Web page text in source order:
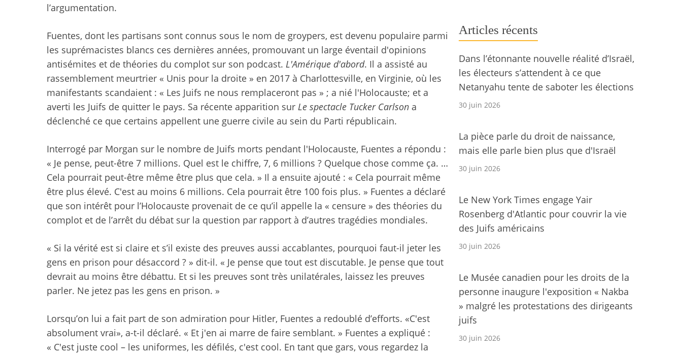
l’argumentation.
Fuentes, dont les partisans sont connus sous le nom de groypers, est devenu populaire parmi
les suprémacistes blancs ces dernières années, promouvant un large éventail d'opinions
antisémites et de théories du complot sur son podcast. L'Amérique d'abord. Il a assisté au
rassemblement meurtrier « Unis pour la droite » en 2017 à Charlottesville, en Virginie, où les
manifestants scandaient : « Les Juifs ne nous remplaceront pas » ; a nié l'Holocauste; et a
averti les Juifs de quitter le pays. Sa récente apparition sur Le spectacle Tucker Carlson a
déclenché ce que certains appellent une guerre civile au sein du Parti républicain.
Interrogé par Morgan sur le nombre de Juifs morts pendant l'Holocauste, Fuentes a répondu :
« Je pense, peut-être 7 millions. Quel est le chiffre, 7, 6 millions ? Quelque chose comme ça. …
Cela pourrait peut-être même être plus que cela. » Il a ensuite ajouté : « Cela pourrait même
être plus élevé. C'est au moins 6 millions. Cela pourrait être 100 fois plus. » Fuentes a déclaré
que son intérêt pour l’Holocauste provenait de ce qu’il appelle la « censure » des théories du
complot et de l’arrêt du débat sur la question par rapport à d’autres tragédies mondiales.
« Si la vérité est si claire et s’il existe des preuves aussi accablantes, pourquoi faut-il jeter les
gens en prison pour désaccord ? » dit-il. « Je pense que tout est discutable. Je pense que tout
devrait au moins être débattu. Et si les preuves sont très unilatérales, laissez les preuves
parler. Ne jetez pas les gens en prison. »
Lorsqu’on lui a fait part de son admiration pour Hitler, Fuentes a redoublé d’efforts. «C'est
absolument vrai», a-t-il déclaré. « Et j'en ai marre de faire semblant. » Fuentes a expliqué :
« C'est juste cool – les uniformes, les défilés, c'est cool. En tant que gars, vous regardez la
Articles récents
Dans l’étonnante nouvelle réalité d’Israël,
les électeurs s’attendent à ce que
Netanyahu tente de saboter les élections
30 juin 2026
La pièce parle du droit de naissance,
mais elle parle bien plus que d'Israël
30 juin 2026
Le New York Times engage Yair
Rosenberg d'Atlantic pour couvrir la vie
des Juifs américains
30 juin 2026
Le Musée canadien pour les droits de la
personne inaugure l'exposition « Nakba
» malgré les protestations des dirigeants
juifs
30 juin 2026